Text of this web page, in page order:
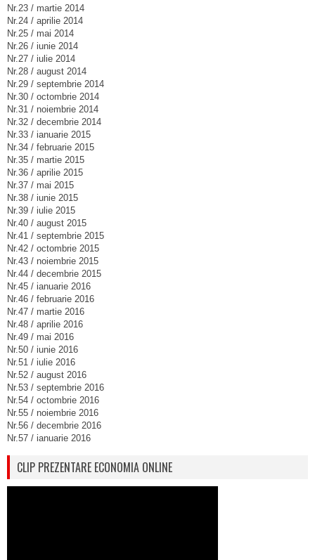
Nr.23 / martie 2014
Nr.24 / aprilie 2014
Nr.25 / mai 2014
Nr.26 / iunie 2014
Nr.27 / iulie 2014
Nr.28 / august 2014
Nr.29 / septembrie 2014
Nr.30 / octombrie 2014
Nr.31 / noiembrie 2014
Nr.32 / decembrie 2014
Nr.33 / ianuarie 2015
Nr.34 / februarie 2015
Nr.35 / martie 2015
Nr.36 / aprilie 2015
Nr.37 / mai 2015
Nr.38 / iunie 2015
Nr.39 / iulie 2015
Nr.40 / august 2015
Nr.41 / septembrie 2015
Nr.42 / octombrie 2015
Nr.43 / noiembrie 2015
Nr.44 / decembrie 2015
Nr.45 / ianuarie 2016
Nr.46 / februarie 2016
Nr.47 / martie 2016
Nr.48 / aprilie 2016
Nr.49 / mai 2016
Nr.50 / iunie 2016
Nr.51 / iulie 2016
Nr.52 / august 2016
Nr.53 / septembrie 2016
Nr.54 / octombrie 2016
Nr.55 / noiembrie 2016
Nr.56 / decembrie 2016
Nr.57 / ianuarie 2016
CLIP PREZENTARE ECONOMIA ONLINE